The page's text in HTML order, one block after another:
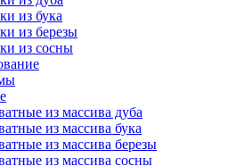
из бука
из березы
из сосны
из массива дуба
из массива бука
из массива березы
из массива сосны